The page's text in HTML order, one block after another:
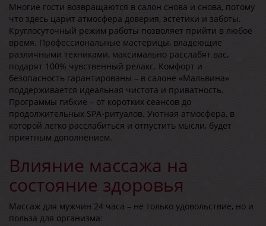
Многие гости возвращаются в салон снова и снова, потому
что здесь царит атмосфера доверия, эстетики и заботы.
Круглосуточный режим работы позволяет прийти в любое
время. Профессиональные мастерицы, владеющие
различными техниками, максимально расслабят вас,
подарят 100% чувственный релакс. Комфорт и
безопасность гарантированы – в салоне «Мальвина»
поддерживается идеальная чистота и приватность.
Программы гибкие – от коротких сеансов до
продолжительных SPA-ритуалов. Уютная атмосфера, в
которой легко расслабиться и отпустить мысли, будет
приятным дополнением.
Влияние массажа на
состояние здоровья
Массаж для мужчин 24 часа – не только удовольствие, но и
польза для организма: